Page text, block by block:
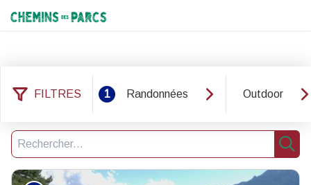
Chemins des Parcs
FILTRES 1 Randonnées Outdoor
6 résultats trouvés
Recherche